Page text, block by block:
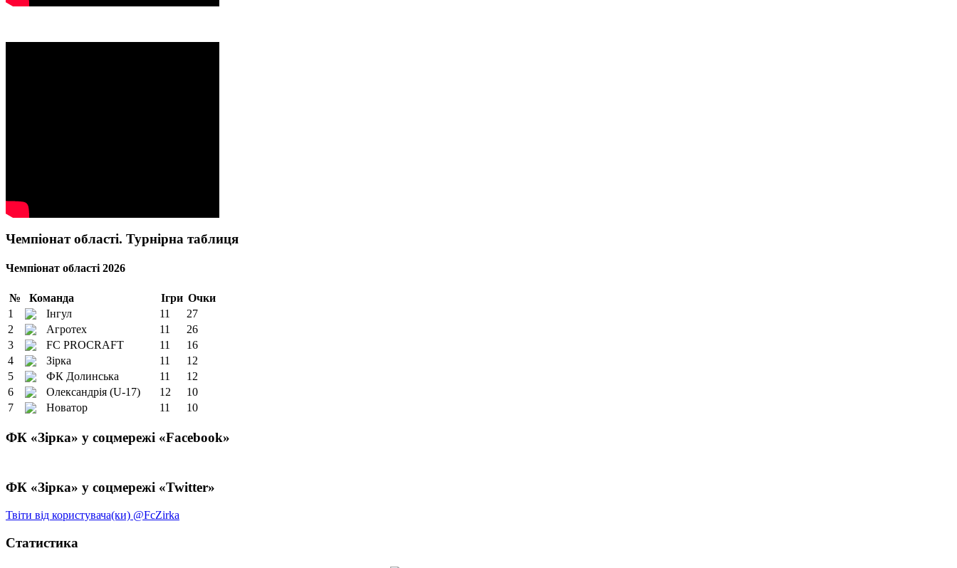
Чемпіонат області. Турнірна таблиця
Чемпіонат області 2026
№ Команда Ігри Очки
1
Інгул 11
27
2
Агротех 11
26
3
FC PROCRAFT 11
16
4
Зірка 11
12
5
ФК Долинська 11
12
6
Олександрія (U-17) 12
10
7
Новатор 11 10
ФК «Зірка» у соцмережі «Facebook»
ФК «Зірка» у соцмережі «Twitter»
Твіти від користувача(ки) @FcZirka
Статистика